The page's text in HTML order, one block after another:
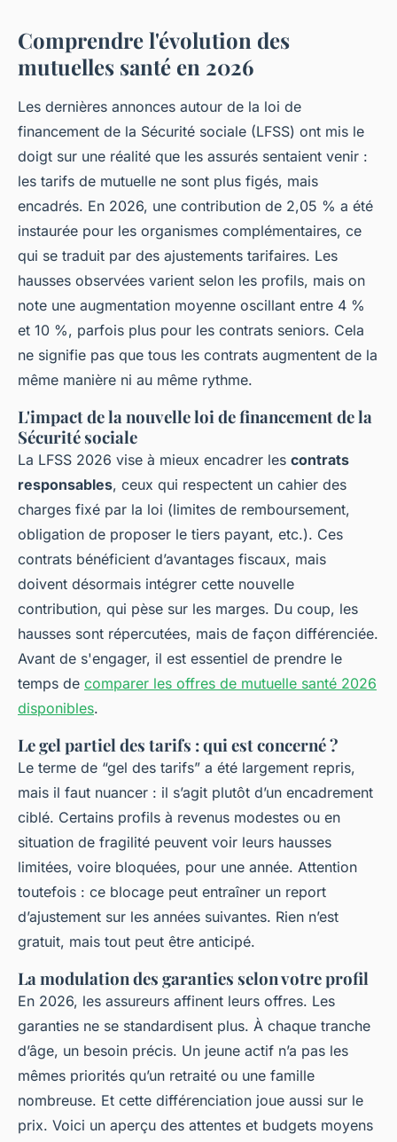
Comprendre l'évolution des
mutuelles santé en 2026
Les dernières annonces autour de la loi de
financement de la Sécurité sociale (LFSS) ont mis le
doigt sur une réalité que les assurés sentaient venir :
les tarifs de mutuelle ne sont plus figés, mais
encadrés. En 2026, une contribution de 2,05 % a été
instaurée pour les organismes complémentaires, ce
qui se traduit par des ajustements tarifaires. Les
hausses observées varient selon les profils, mais on
note une augmentation moyenne oscillant entre 4 %
et 10 %, parfois plus pour les contrats seniors. Cela
ne signifie pas que tous les contrats augmentent de la
même manière ni au même rythme.
L'impact de la nouvelle loi de financement de la
Sécurité sociale
La LFSS 2026 vise à mieux encadrer les contrats
responsables, ceux qui respectent un cahier des
charges fixé par la loi (limites de remboursement,
obligation de proposer le tiers payant, etc.). Ces
contrats bénéficient d’avantages fiscaux, mais
doivent désormais intégrer cette nouvelle
contribution, qui pèse sur les marges. Du coup, les
hausses sont répercutées, mais de façon différenciée.
Avant de s'engager, il est essentiel de prendre le
temps de comparer les offres de mutuelle santé 2026
disponibles.
Le gel partiel des tarifs : qui est concerné ?
Le terme de “gel des tarifs” a été largement repris,
mais il faut nuancer : il s’agit plutôt d’un encadrement
ciblé. Certains profils à revenus modestes ou en
situation de fragilité peuvent voir leurs hausses
limitées, voire bloquées, pour une année. Attention
toutefois : ce blocage peut entraîner un report
d’ajustement sur les années suivantes. Rien n’est
gratuit, mais tout peut être anticipé.
La modulation des garanties selon votre profil
En 2026, les assureurs affinent leurs offres. Les
garanties ne se standardisent plus. À chaque tranche
d’âge, un besoin précis. Un jeune actif n’a pas les
mêmes priorités qu’un retraité ou une famille
nombreuse. Et cette différenciation joue aussi sur le
prix. Voici un aperçu des attentes et budgets moyens